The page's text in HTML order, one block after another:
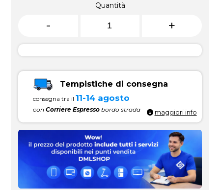
Quantità
- +
Tempistiche di consegna
consegna tra il 11-14 agosto
conCorriere Espresso bordo strada maggiori info